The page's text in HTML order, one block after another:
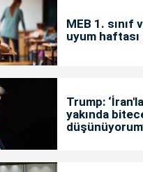
MEB 1. sınıf
uyum
Trump:
yakında